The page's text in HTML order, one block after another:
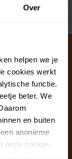
Over
helpen we je
cookies werkt
functie.
beter. We
en buiten
anonieme
onze cookie-